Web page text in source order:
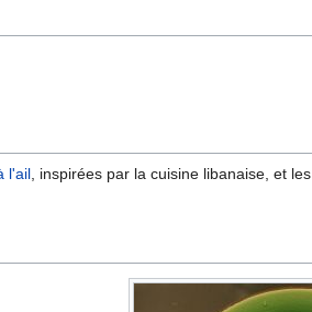
l'ail, inspirées par la cuisine libanaise, et les